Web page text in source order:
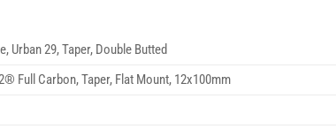
Urban 29, Taper, Double Butted
Full Carbon, Taper, Flat Mount, 12x100mm